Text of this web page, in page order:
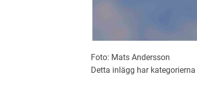
Foto: Mats Andersson
Detta inlägg har kategorierna